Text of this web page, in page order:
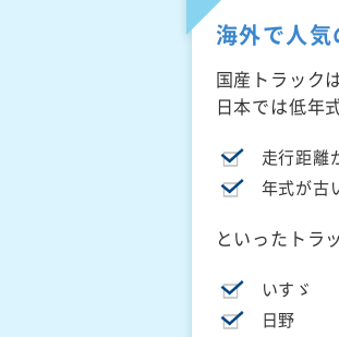
海外で人
国産トラック
日本では低年
走行距離
年式が古
といったトラ
いすゞ
日野